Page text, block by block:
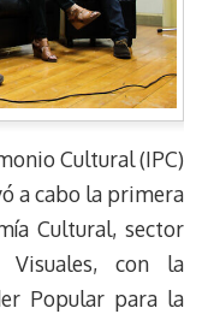
Cultural (IPC)
a cabo la primera
Cultural, sector
Visuales, con la
Popular para la